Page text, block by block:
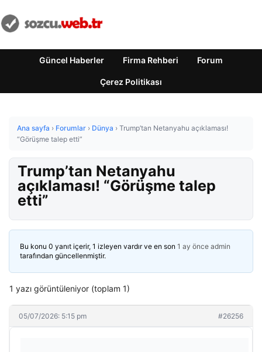
Güncel Haberler Firma Rehberi Forum
Çerez Politikası
Ana sayfa › Forumlar › Dünya › Trump’tan Netanyahu açıklaması!
“Görüşme talep etti”
Trump’tan Netanyahu
açıklaması! “Görüşme talep
etti”
Bu konu 0 yanıt içerir, 1 izleyen vardır ve en son 1 ay önce admin
tarafından güncellenmiştir.
1 yazı görüntüleniyor (toplam 1)
05/07/2026: 5:15 pm #26256